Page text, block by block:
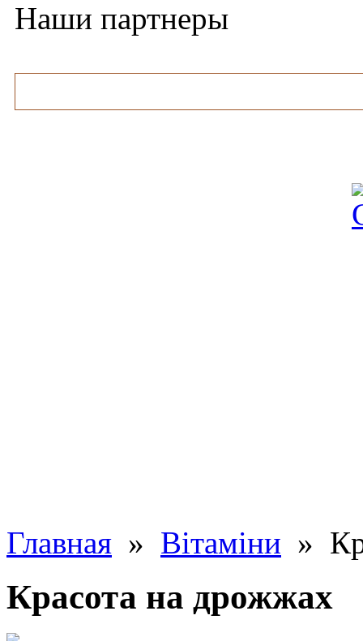
Наши партнеры
Главная » Вітаміни »
Красота на дрожжах